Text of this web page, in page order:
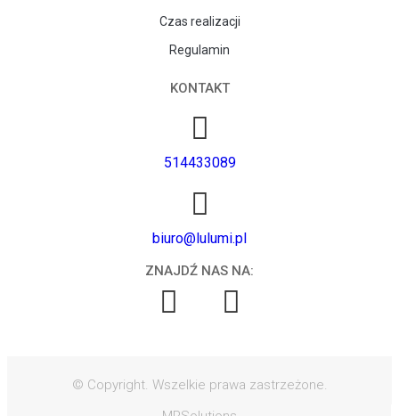
Czas realizacji
Regulamin
KONTAKT
514433089
biuro@lulumi.pl
ZNAJDŹ NAS NA:
© Copyright. Wszelkie prawa zastrzeżone.